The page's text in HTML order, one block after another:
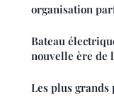
organisation
Bateau
nouvelle ère de
Les plus grands